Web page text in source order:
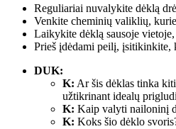
Reguliariai nuvalykite dėklą
Venkite cheminių valiklių,
Laikykite dėklą sausoje
Prieš įdėdami peilį, įsitikinkite,
DUK:
K: Ar šis dėklas tinka
užtikrinant idealų
K: Kaip valyti nailoninį
K: Koks šio dėklo